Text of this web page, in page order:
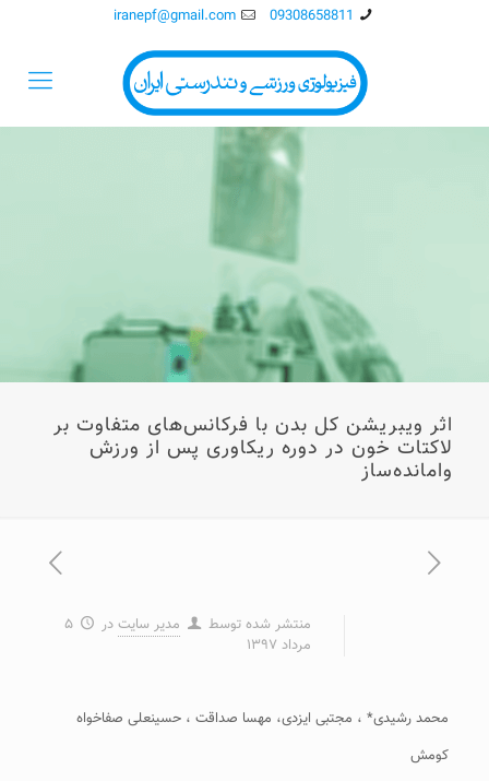
09308658811
iranepf@gmail.com
اثر ویبریشن کل بدن با فرکانس‌های متفاوت بر
لاکتات خون در دوره ریکاوری پس از ورزش
وامانده‌ساز
منتشر شده توسط مدیر سایت در
۵
مرداد ۱۳۹۷
محمد رشیدی* ، مجتبی ایزدی، مهسا صداقت ، حسینعلی صفاخواه
کومش